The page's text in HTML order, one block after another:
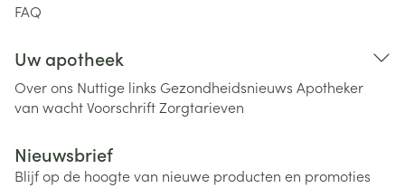
FAQ
Uw apotheek
Over ons Nuttige links Gezondheidsnieuws Apotheker
van wachtVoorschriftZorgtarieven
Nieuwsbrief
Blijf op de hoogte van nieuwe producten en promoties